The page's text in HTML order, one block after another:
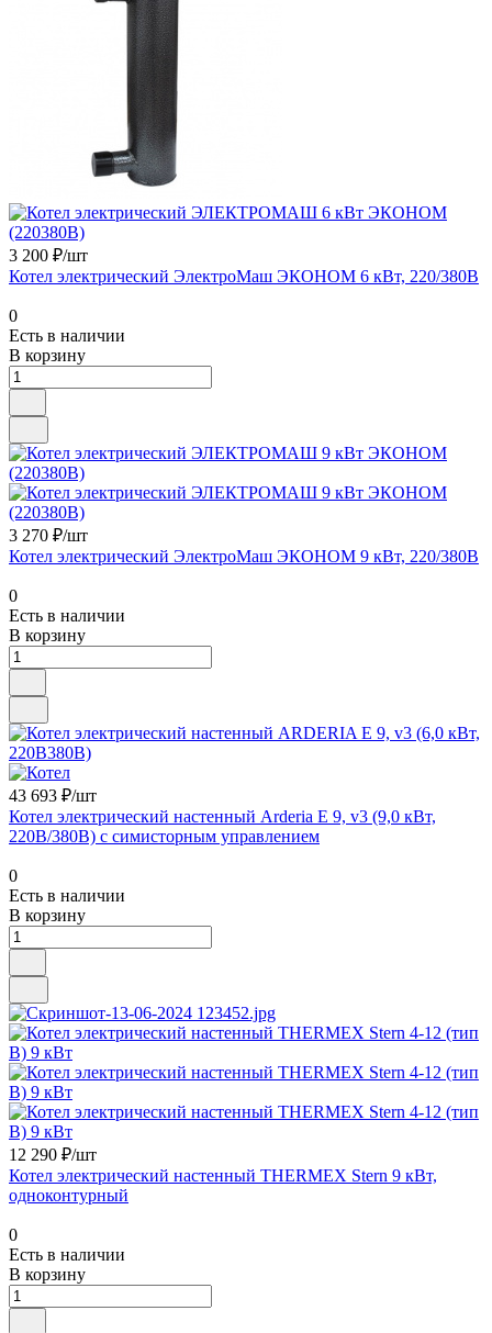
3 200 ₽/шт
Котел электрический ЭлектроМаш ЭКОНОМ 6 кВт, 220/380В
0
Есть в наличии
В корзину
3 270 ₽/шт
Котел электрический ЭлектроМаш ЭКОНОМ 9 кВт, 220/380В
0
Есть в наличии
В корзину
43 693 ₽/шт
Котел электрический настенный Arderia E 9, v3 (9,0 кВт,
220В/380В) с симисторным управлением
0
Есть в наличии
В корзину
12 290 ₽/шт
Котел электрический настенный THERMEX Stern 9 кВт,
одноконтурный
0
Есть в наличии
В корзину